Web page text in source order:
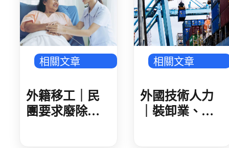
相關文章
外籍移工｜民
團要求廢除家
相關文章
外國技術人力
｜裝卸業、集